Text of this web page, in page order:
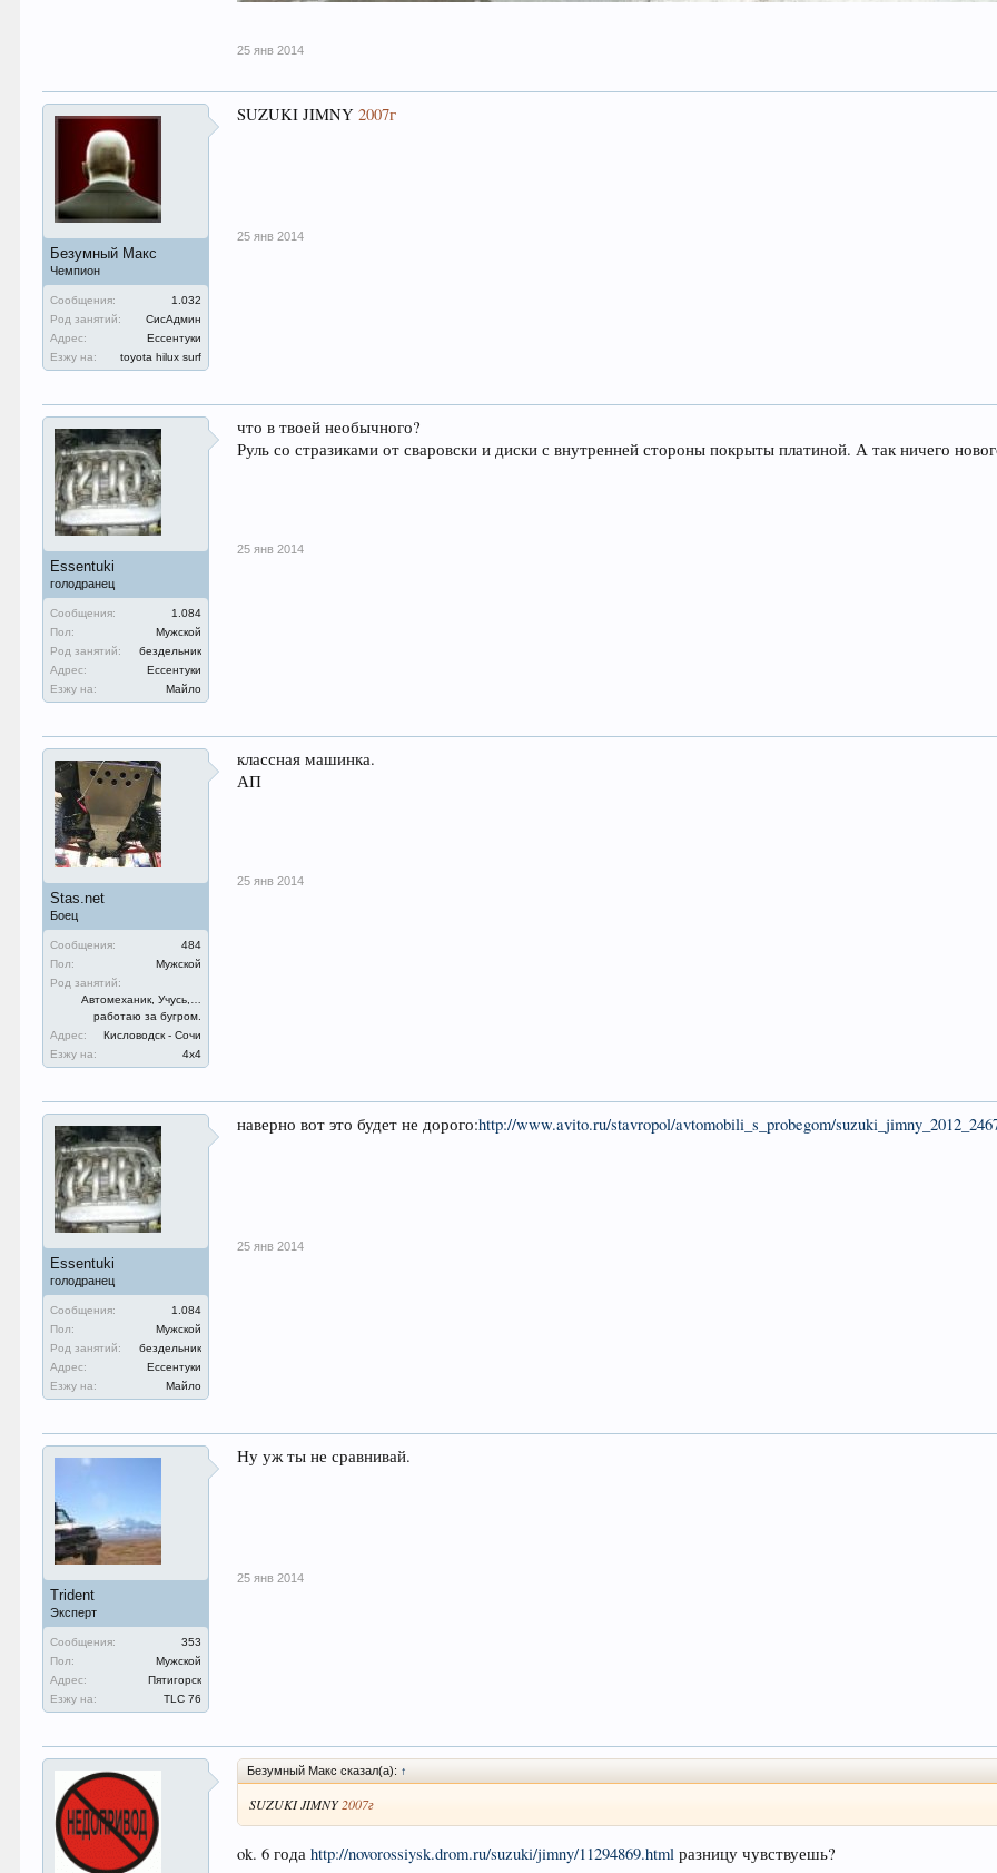
25 янв 2014
Безумный Макс
Чемпион
Сообщения:
1.032
Род занятий:
СисАдмин
Адрес:
Ессентуки
Езжу на:
toyota hilux surf
SUZUKI JIMNY2007г
25 янв 2014
Essentuki
голодранец
Сообщения:
1.084
Пол:
Мужской
Род занятий:
бездельник
Адрес:
Ессентуки
Езжу на:
Майло
что в твоей необычного?
Руль со стразиками от сваровски и диски с внутренней стороны покрыты платиной. А так ничего
25 янв 2014
Stas.net
Боец
Сообщения:
484
Пол:
Мужской
Род занятий:
Автомеханик, Учусь,…
работаю за бугром.
Адрес:
Кисловодск - Сочи
Езжу на:
4х4
классная машинка.
АП
25 янв 2014
Essentuki
голодранец
Сообщения:
1.084
Пол:
Мужской
Род занятий:
бездельник
Адрес:
Ессентуки
Езжу на:
Майло
наверно вот это будет не дорого:http://www.avito.ru/stavropol/avtomobili_s_probegom/
25 янв 2014
Trident
Эксперт
Сообщения:
353
Пол:
Мужской
Адрес:
Пятигорск
Езжу на:
TLC 76
Ну уж ты не сравнивай.
25 янв 2014
Безумный Макс сказал(а): ↑
SUZUKI JIMNY2007г
ok. 6 годаhttp://novorossiysk.drom.ru/suzuki/jimny/11294869.html разницу чувствуешь?